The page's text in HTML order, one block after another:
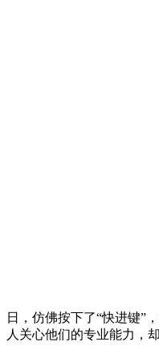
日，仿佛按下了“快进键”
人关心他们的专业能力，